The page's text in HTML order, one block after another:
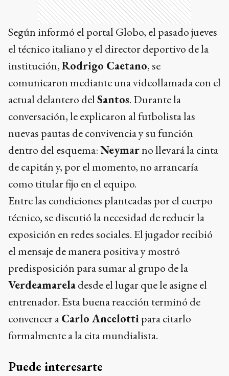
Según informó el portal Globo, el pasado jueves
el técnico italiano y el director deportivo de la
institución,Rodrigo Caetano, se
comunicaron mediante una videollamada con el
actual delantero delSantos. Durante la
conversación, le explicaron al futbolista las
nuevas pautas de convivencia y su función
dentro del esquema:Neymarno llevará la cinta
de capitán y, por el momento, no arrancaría
como titular fijo en el equipo.
Entre las condiciones planteadas por el cuerpo
técnico, se discutió la necesidad de reducir la
exposición en redes sociales. El jugador recibió
el mensaje de manera positiva y mostró
predisposición para sumar al grupo de la
Verdeamareladesde el lugar que le asigne el
entrenador. Esta buena reacción terminó de
convencer aCarlo Ancelottipara citarlo
formalmente a la cita mundialista.
Puede interesarte